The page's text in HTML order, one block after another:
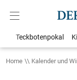
Teckbotenpokal
Home Kalender und